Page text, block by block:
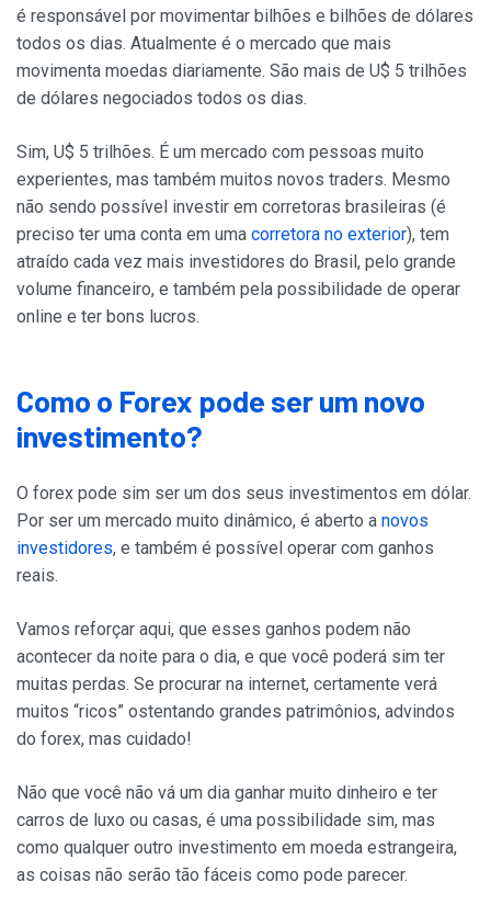
é responsável por movimentar bilhões e bilhões de dólares
todos os dias. Atualmente é o mercado que mais
movimenta moedas diariamente. São mais de U$ 5 trilhões
de dólares negociados todos os dias.
Sim, U$ 5 trilhões. É um mercado com pessoas muito
experientes, mas também muitos novos traders. Mesmo
não sendo possível investir em corretoras brasileiras (é
preciso ter uma conta em uma corretora no exterior), tem
atraído cada vez mais investidores do Brasil, pelo grande
volume financeiro, e também pela possibilidade de operar
online e ter bons lucros.
Como o Forex pode ser um novo
investimento?
O forex pode sim ser um dos seus investimentos em dólar.
Por ser um mercado muito dinâmico, é aberto a novos
investidores, e também é possível operar com ganhos
reais.
Vamos reforçar aqui, que esses ganhos podem não
acontecer da noite para o dia, e que você poderá sim ter
muitas perdas. Se procurar na internet, certamente verá
muitos “ricos” ostentando grandes patrimônios, advindos
do forex, mas cuidado!
Não que você não vá um dia ganhar muito dinheiro e ter
carros de luxo ou casas, é uma possibilidade sim, mas
como qualquer outro investimento em moeda estrangeira,
as coisas não serão tão fáceis como pode parecer.